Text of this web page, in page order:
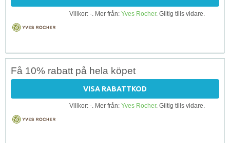
Villkor: -. Mer från: Yves Rocher. Giltig tills vidare.
Få 10% rabatt på hela köpet
VISA RABATTKOD
Villkor: -. Mer från: Yves Rocher. Giltig tills vidare.